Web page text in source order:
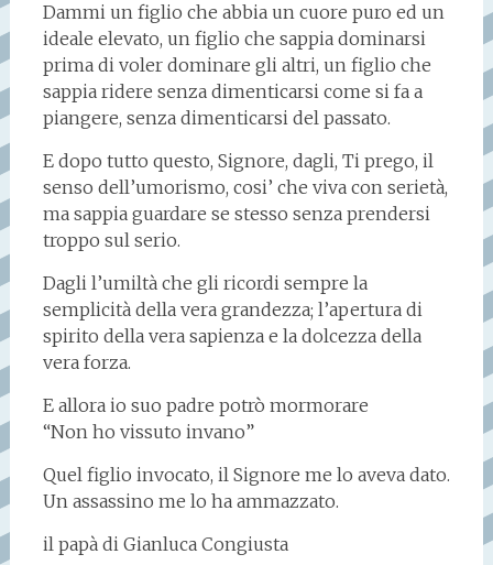
Dammi un figlio che abbia un cuore puro ed un
ideale elevato, un figlio che sappia dominarsi
prima di voler dominare gli altri, un figlio che
sappia ridere senza dimenticarsi come si fa a
piangere, senza dimenticarsi del passato.
E dopo tutto questo, Signore, dagli, Ti prego, il
senso dell’umorismo, cosi’ che viva con serietà,
ma sappia guardare se stesso senza prendersi
troppo sul serio.
Dagli l’umiltà che gli ricordi sempre la
semplicità della vera grandezza; l’apertura di
spirito della vera sapienza e la dolcezza della
vera forza.
E allora io suo padre potrò mormorare
“Non ho vissuto invano”
Quel figlio invocato, il Signore me lo aveva dato.
Un assassino me lo ha ammazzato.
il papà di Gianluca Congiusta